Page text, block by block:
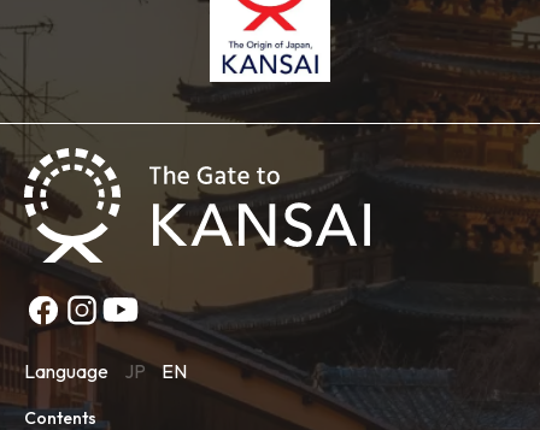
Language JP EN
Contents